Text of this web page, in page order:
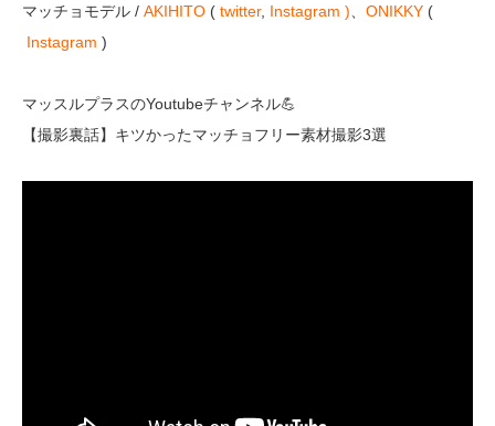
マッチョモデル / AKIHITO ( twitter, Instagram ) ONIKKY (
Instagram )
マッスルプラスのYoutubeチャンネル💪
【撮影裏話】キツかったマッチョフリー素材撮影3選